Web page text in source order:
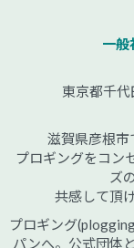
一般
東京都千
滋賀県彦根市
プロギングをコン
ズ
共感して頂
プロギング
パンへ。公式団体